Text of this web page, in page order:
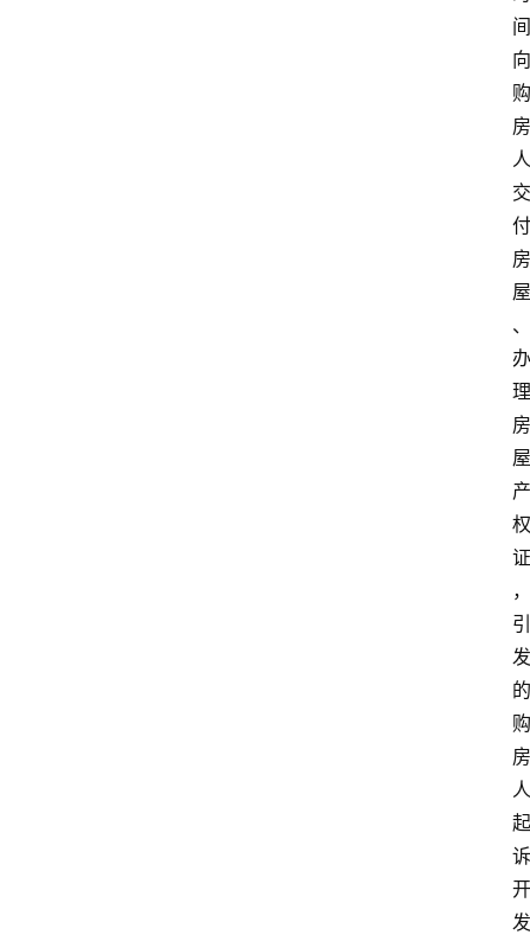
间
向
购
房
人
交
付
房
屋
、
办
理
房
屋
产
权
证
，
引
发
的
购
房
人
起
诉
开
发